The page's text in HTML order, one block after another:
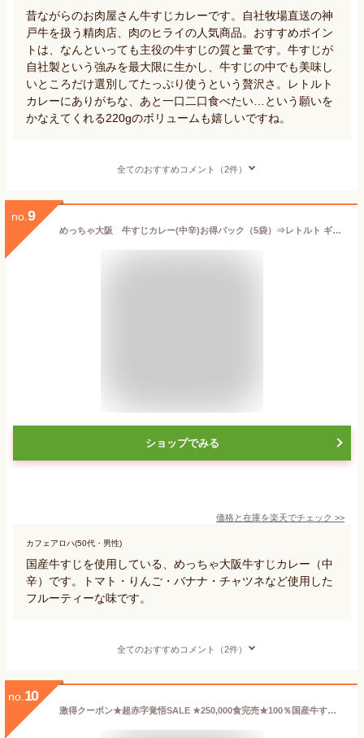
昔ながらのお肉屋さん牛すじカレーです。自社牧場直送の神
戸牛を扱う精肉店、肉のヒライの人気商品。おすすめポイン
トは、なんといっても主役の牛すじの質と量です。牛すじが
自社製という強みを最大限に生かし、牛すじの中でも美味し
いところだけ選別してたっぷり使うという贅沢さ。レトルト
カレーにありがちな、あと一口二口食べたい…という願いを
かなえてくれる220gのボリュームも嬉しいですね。
全てのおすすめコメント（2件）
no. 9
めっちゃ大阪 牛すじカレー(中辛)お得パック（5袋）⇒レトルト ギフト プレゼント
ショップでみる
価格と在庫を楽天でチェック >>
カフェアロハ(50代・男性)
国産牛すじを使用している、めっちゃ大阪牛すじカレー（中
辛）です。トマト・りんご・バナナ・チャツネなど使用した
フルーティーな味です。
全てのおすすめコメント（2件）
no. 10
激得クーポン★超赤字覚悟SALE ★250,000食完売★100％国産牛すじ＆たまねぎ使用 牛すじ肉カレー210g 中辛 4パック入り 本格派レトルト 非常食 保存食全国送料無料